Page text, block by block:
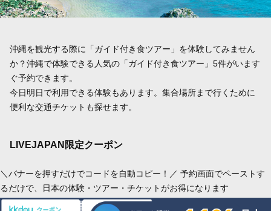
沖縄を観光する際に「ガイド付き食ツアー」を体験してみません
か？沖縄で体験できる人気の「ガイド付き食ツアー」5件がいます
ぐ予約できます。
今日明日で利用できる体験もあります。集合場所まで行くために
便利な交通チケットも探せます。
LIVEJAPAN限定クーポン
＼バナーを押すだけでコードを自動コピー！／ 予約画面でペーストす
るだけで、日本の体験・ツアー・チケットがお得になります